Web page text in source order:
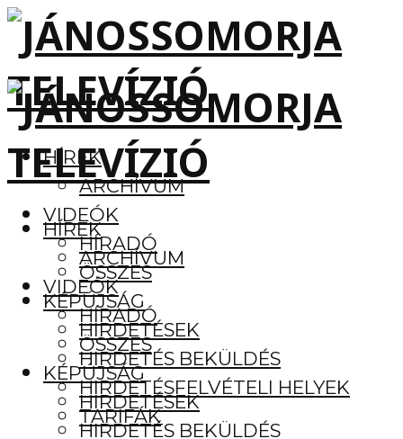
HÍREK
ARCHÍVUM
VIDEÓK
HÍRADÓ
ÖSSZES
KÉPÚJSÁG
HIRDETÉSEK
HIRDETÉS BEKÜLDÉS
HIRDETÉSFELVÉTELI HELYEK
TARIFÁK
HÍREK
ARCHÍVUM
VIDEÓK
HÍRADÓ
ÖSSZES
KÉPÚJSÁG
HIRDETÉSEK
HIRDETÉS BEKÜLDÉS